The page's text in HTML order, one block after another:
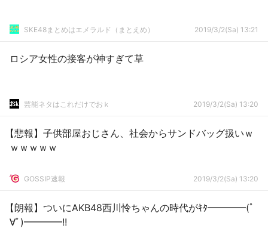
SKE48まとめはエメラルド（まとえめ） 2019/3/2(Sa) 13:21
ロシア女性の接客が神すぎて草
芸能ネタはこれだけでおｋ 2019/3/2(Sa) 13:20
【悲報】子供部屋おじさん、社会からサンドバッグ扱いｗ
ｗｗｗｗｗ
GOSSIP速報 2019/3/2(Sa) 13:20
【朗報】ついにAKB48西川怜ちゃんの時代がｷﾀ━━━━(ﾟ
∀ﾟ)━━━━!!